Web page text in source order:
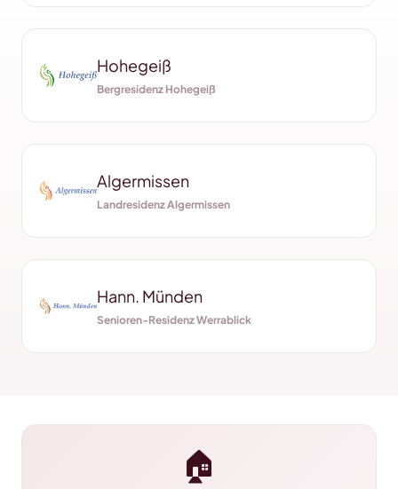
Hohegeiß
Bergresidenz Hohegeiß
Algermissen
Landresidenz Algermissen
Hann. Münden
Senioren-Residenz Werrablick
🏠